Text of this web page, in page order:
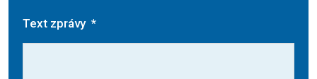
Text zprávy *